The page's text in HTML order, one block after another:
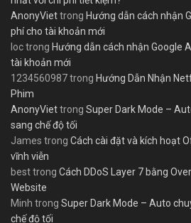
AnonyViettrong Hướng dẫn cách nhận
phí cho tài khoản mới
loctrong Hướng dẫn cách nhận Google
tài khoản mới
1234560987trong Hướng Dẫn Nhận
Phim
AnonyViettrong Super Dark Mode –
sang chế độ tối
James trong Cách cài đặt và kích hoạt
vĩnh viễn
besttrong Cách DDoS Layer 7 bằng
Website
Minh trong Super Dark Mode – Auto
chế độ tối